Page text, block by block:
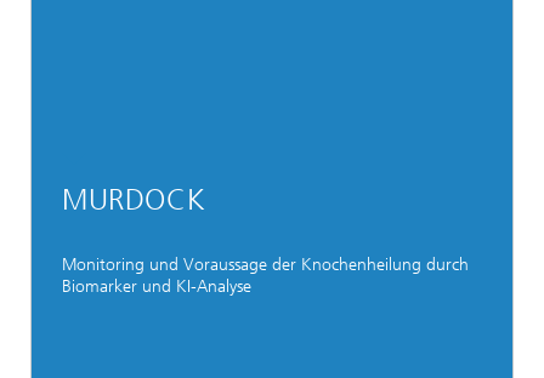
MURDOCK
Monitoring und Voraussage der Knochenheilung durch
Biomarker und KI-Analyse